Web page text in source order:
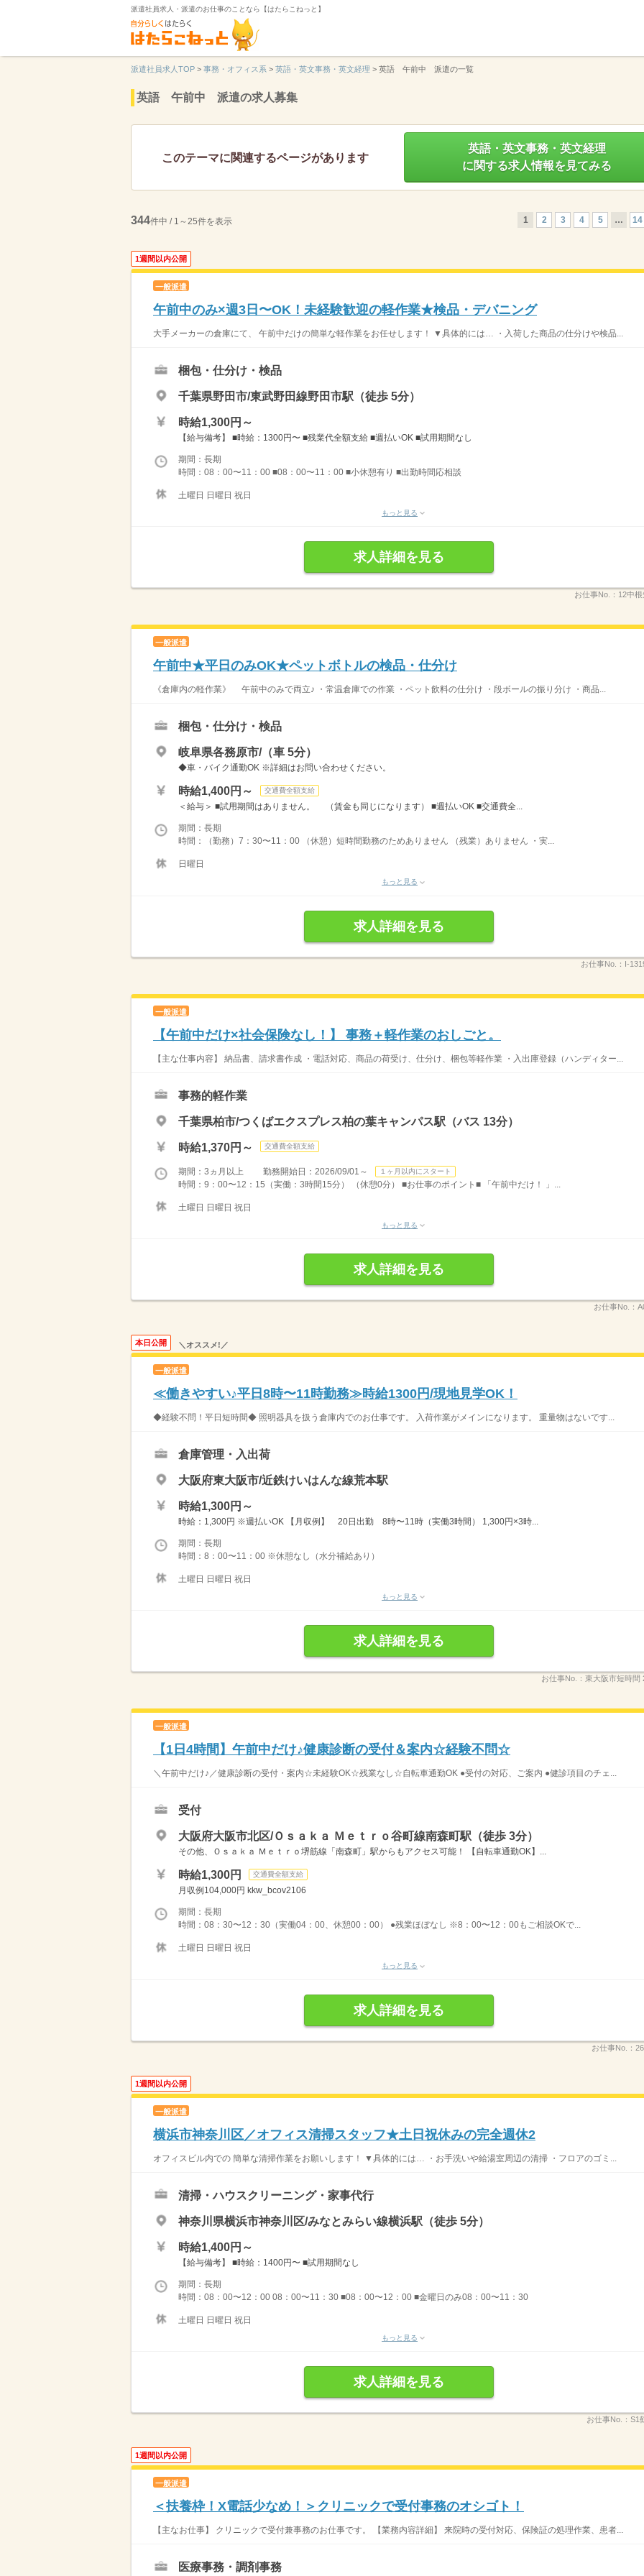
派遣社員求人・派遣のお仕事のことなら【はたらこねっと】
派遣社員求人TOP > 事務・オフィス系 > 英語・英文事務・英文経理 > 英語 午前中 派遣の一覧
英語 午前中 派遣の求人募集
このテーマに関連するページがあります
英語・英文事務・英文経理
に関する求人情報を見てみる
344件中 / 1～25件を表示 1 2 3 4 5 … 14
1週間以内公開
一般派遣
午前中のみ×週3日〜OK！未経験歓迎の軽作業★検品・デバニング
大手メーカーの倉庫にて、 午前中だけの簡単な軽作業をお任せします！ ▼具体的には… ・入荷した商品の仕分けや検品...
梱包・仕分け・検品
千葉県野田市/東武野田線野田市駅（徒歩 5分）
時給1,300円～
【給与備考】 ■時給：1300円〜 ■残業代全額支給 ■週払いOK ■試用期間なし
期間：長期
時間：08：00〜11：00 ■08：00〜11：00 ■小休憩有り ■出勤時間応相談
土曜日 日曜日 祝日
もっと見る
求人詳細を見る
お仕事No.： 12中
一般派遣
午前中★平日のみOK★ペットボトルの検品・仕分け
《倉庫内の軽作業》 午前中のみで両立♪ ・常温倉庫での作業 ・ペット飲料の仕分け ・段ボールの振り分け ・商品...
梱包・仕分け・検品
岐阜県各務原市/（車 5分）
◆車・バイク通勤OK ※詳細はお問い合わせください。
時給1,400円～ 交通費全額支給
＜給与＞ ■試用期間はありません。 （賃金も同じになります） ■週払いOK ■交通費全...
期間：長期
時間：（勤務）7：30〜11：00 （休憩）短時間勤務のためありません （残業）ありません ・実...
日曜日
もっと見る
求人詳細を見る
お仕事No.： I-
一般派遣
【午前中だけ×社会保険なし！】 事務＋軽作業のおしごと。
【主な仕事内容】 納品書、請求書作成 ・電話対応、商品の荷受け、仕分け、梱包等軽作業 ・入出庫登録（ハンディター...
事務的軽作業
千葉県柏市/つくばエクスプレス柏の葉キャンパス駅（バス 13分）
時給1,370円～ 交通費全額支給
期間：3ヵ月以上 勤務開始日：2026/09/01～ １ヶ月以内にスタート
時間：9：00〜12：15（実働：3時間15分） （休憩0分） ■お仕事のポイント■ 「午前中だけ！ 」...
土曜日 日曜日 祝日
もっと見る
求人詳細を見る
お仕事No.：
本日公開 ＼オススメ!／
一般派遣
≪働きやすい♪平日8時〜11時勤務≫時給1300円/現地見学OK！
◆経験不問！平日短時間◆ 照明器具を扱う倉庫内でのお仕事です。 入荷作業がメインになります。 重量物はないです...
倉庫管理・入出荷
大阪府東大阪市/近鉄けいはんな線荒本駅
時給1,300円～
時給：1,300円 ※週払いOK 【月収例】 20日出勤 8時〜11時（実働3時間） 1,300円×3時...
期間：長期
時間：8：00〜11：00 ※休憩なし（水分補給あり）
土曜日 日曜日 祝日
もっと見る
求人詳細を見る
お仕事No.： 東大阪市短時間
一般派遣
【1日4時間】午前中だけ♪健康診断の受付＆案内☆経験不問☆
＼午前中だけ♪／健康診断の受付・案内☆未経験OK☆残業なし☆自転車通勤OK ●受付の対応、ご案内 ●健診項目のチェ...
受付
大阪府大阪市北区/Ｏｓａｋａ Ｍｅｔｒｏ谷町線南森町駅（徒歩 3分）
その他、Ｏｓａｋａ Ｍｅｔｒｏ堺筋線「南森町」駅からもアクセス可能！ 【自転車通勤OK】...
時給1,300円 交通費全額支給
月収例104,000円 kkw_bcov2106
期間：長期
時間：08：30〜12：30（実働04：00、休憩00：00） ●残業ほぼなし ※8：00〜12：00もご相談OKで...
土曜日 日曜日 祝日
もっと見る
求人詳細を見る
お仕事No.：
1週間以内公開
一般派遣
横浜市神奈川区／オフィス清掃スタッフ★土日祝休みの完全週休2
オフィスビル内での 簡単な清掃作業をお願いします！ ▼具体的には… ・お手洗いや給湯室周辺の清掃 ・フロアのゴミ...
清掃・ハウスクリーニング・家事代行
神奈川県横浜市神奈川区/みなとみらい線横浜駅（徒歩 5分）
時給1,400円～
【給与備考】 ■時給：1400円〜 ■試用期間なし
期間：長期
時間：08：00〜12：00 08：00〜11：30 ■08：00〜12：00 ■金曜日のみ08：00〜11：30
土曜日 日曜日 祝日
もっと見る
求人詳細を見る
お仕事No.： S1
1週間以内公開
一般派遣
＜扶養枠！X電話少なめ！＞クリニックで受付事務のオシゴト！
【主なお仕事】 クリニックで受付兼事務のお仕事です。 【業務内容詳細】 来院時の受付対応、保険証の処理作業、患者...
医療事務・調剤事務